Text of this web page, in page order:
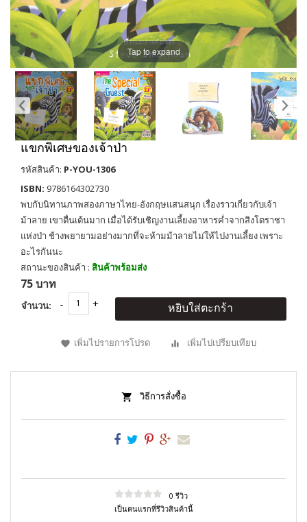
Tap to expand
แขกพิเศษของเจ้าป่า
รหัสสินค้า: P-YOU-1306
ISBN: 9786164302730
พบกับนิทานภาพสองภาษาไทย-อังกฤษแสนสนุก เรื่องราวเกี่ยวกับเจ้า
ม้าลาย เขาตื่นเต้นมาก เมื่อได้รับเชิญงานเลี้ยงอาหารค่ำจากสิงโตราชา
แห่งป่า ช้างพยายามอย่างมากที่จะห้ามม้าลายไม่ให้ไปงานเลี้ยง เพราะ
อะไรกันนะ
สถานะของสินค้า : สินค้าพร้อมส่ง
75 บาท
จำนวน: หยิบใส่ตะกร้า
เพิ่มไปรายการโปรด เพิ่มไปเปรียบเทียบ
วิธีการสั่งซื้อ
0 รีวิว
เป็นคนแรกที่รีวิวสินค้านี้